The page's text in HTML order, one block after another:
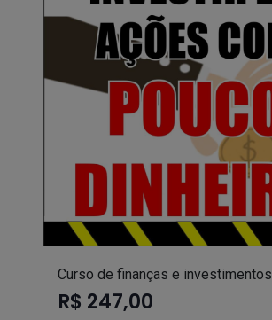
Curso de finanças e investimentos
R$ 247,00